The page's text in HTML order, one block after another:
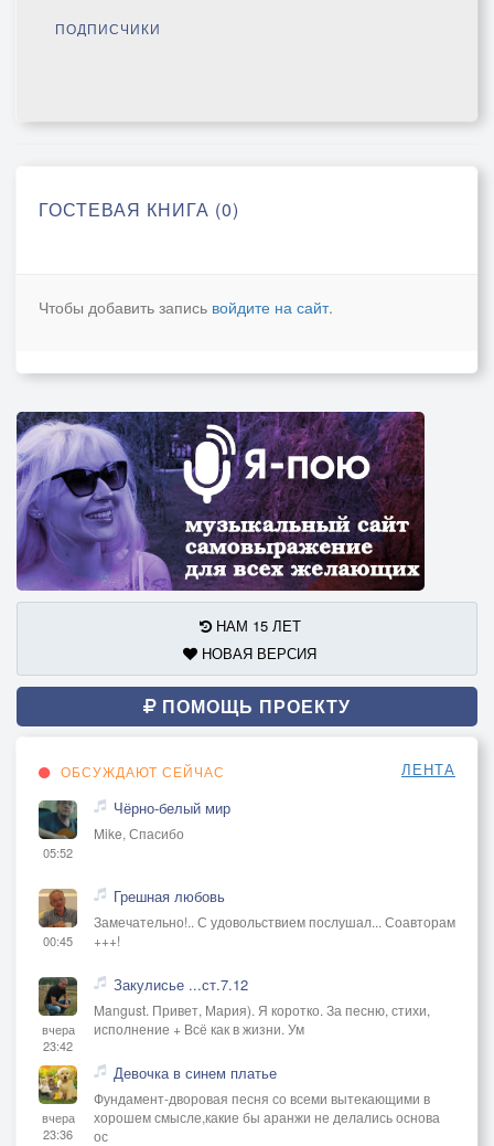
ПОДПИСЧИКИ
ГОСТЕВАЯ КНИГА (0)
Чтобы добавить запись войдите на сайт.
НАМ 15 ЛЕТ
НОВАЯ ВЕРСИЯ
ПОМОЩЬ ПРОЕКТУ
ОБСУЖДАЮТ СЕЙЧАС ЛЕНТА
05:52
Чёрно-белый мир
Mike, Спасибо
00:45
Грешная любовь
Замечательно!.. С удовольствием послушал... Соавторам
+++!
вчера
23:42
Закулисье ...ст.7.12
Mangust. Привет, Мария). Я коротко. За песню, стихи,
исполнение + Всё как в жизни. Ум
вчера
23:36
Девочка в синем платье
Фундамент-дворовая песня со всеми вытекающими в
хорошем смысле,какие бы аранжи не делались основа
ос